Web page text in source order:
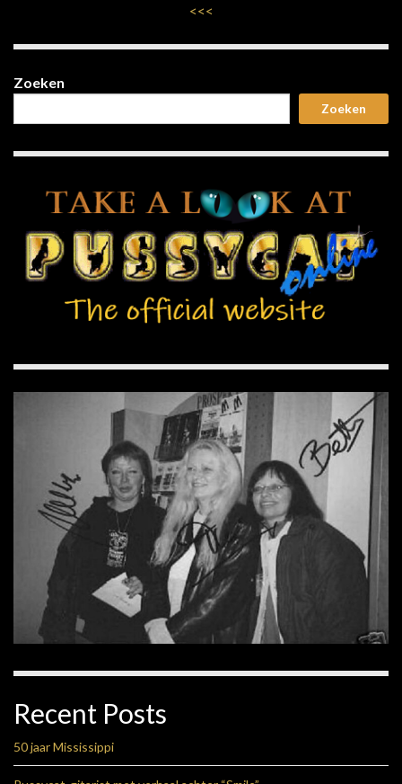
<<<
Zoeken
Zoeken
Recent Posts
50 jaar Mississippi